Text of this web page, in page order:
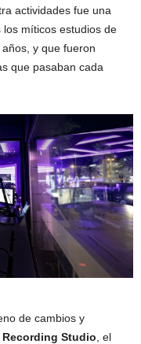
actividades fue una
míticos estudios de
y que fueron
que pasaban cada
de cambios y
Recording Studio , el